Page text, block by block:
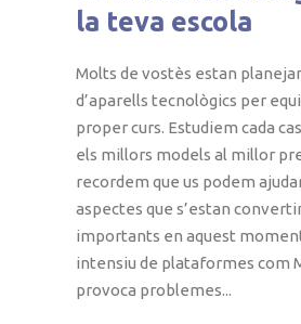
la teva escola
Molts de vostès estan
d’aparells tecnològics per
proper curs. Estudiem cada
els millors models al millor
recordem que us podem
aspectes que s’estan
importants en aquest
intensiu de plataformes com
provoca problemes...